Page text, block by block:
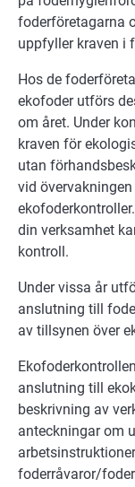
foderföretagarna
uppfyller kraven i
Hos de
ekofoder utförs
om året. Under
kraven för
utan
vid
din verksamhet
kontroll.
Under vissa år
anslutning till
av tillsynen över
anslutning till
beskrivning av
anteckningar om
foderråvaror/